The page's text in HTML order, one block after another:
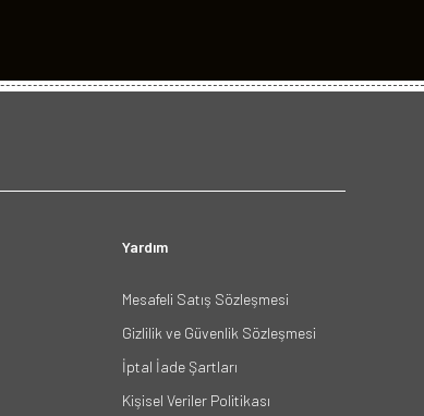
Yardım
Mesafeli Satış Sözleşmesi
Gizlilik ve Güvenlik Sözleşmesi
İptal İade Şartları
Kişisel Veriler Politikası